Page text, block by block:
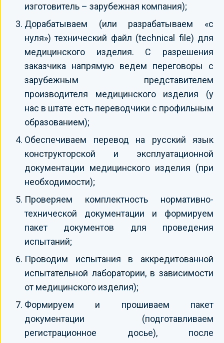
изготовитель – зарубежная компания);
Дорабатываем (или разрабатываем «с
нуля») технический файл (technical file) для
медицинского изделия. С разрешения
заказчика напрямую ведем переговоры с
зарубежным представителем
производителя медицинского изделия (у
нас в штате есть переводчики с профильным
образованием);
Обеспечиваем перевод на русский язык
конструкторской и эксплуатационной
документации медицинского изделия (при
необходимости);
Проверяем комплектность нормативно-
технической документации и формируем
пакет документов для проведения
испытаний;
Проводим испытания в аккредитованной
испытательной лаборатории, в зависимости
от медицинского изделия);
Формируем и прошиваем пакет
документации (подготавливаем
регистрационное досье), после